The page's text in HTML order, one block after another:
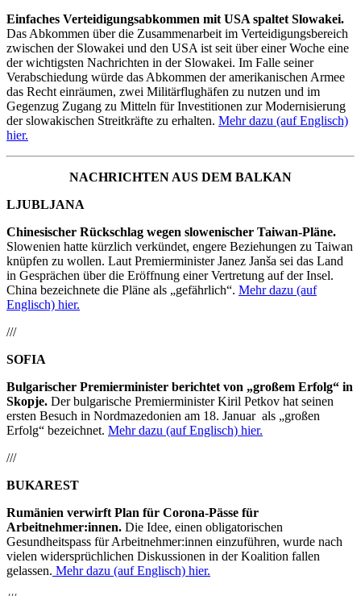
Einfaches Verteidigungsabkommen mit USA spaltet Slowakei.
Das Abkommen über die Zusammenarbeit im Verteidigungsbereich
zwischen der Slowakei und den USA ist seit über einer Woche eine
der wichtigsten Nachrichten in der Slowakei. Im Falle seiner
Verabschiedung würde das Abkommen der amerikanischen Armee
das Recht einräumen, zwei Militärflughäfen zu nutzen und im
Gegenzug Zugang zu Mitteln für Investitionen zur Modernisierung
der slowakischen Streitkräfte zu erhalten. Mehr dazu (auf Englisch)
hier.
NACHRICHTEN AUS DEM BALKAN
LJUBLJANA
Chinesischer Rückschlag wegen slowenischer Taiwan-Pläne.
Slowenien hatte kürzlich verkündet, engere Beziehungen zu Taiwan
knüpfen zu wollen. Laut Premierminister Janez Janša sei das Land
in Gesprächen über die Eröffnung einer Vertretung auf der Insel.
China bezeichnete die Pläne als „gefährlich“. Mehr dazu (auf
Englisch) hier.
///
SOFIA
Bulgarischer Premierminister berichtet von „großem Erfolg“ in
Skopje. Der bulgarische Premierminister Kiril Petkov hat seinen
ersten Besuch in Nordmazedonien am 18. Januar als „großen
Erfolg“ bezeichnet. Mehr dazu (auf Englisch) hier.
///
BUKAREST
Rumänien verwirft Plan für Corona-Pässe für
Arbeitnehmer:innen. Die Idee, einen obligatorischen
Gesundheitspass für Arbeitnehmer:innen einzuführen, wurde nach
vielen widersprüchlichen Diskussionen in der Koalition fallen
gelassen. Mehr dazu (auf Englisch) hier.